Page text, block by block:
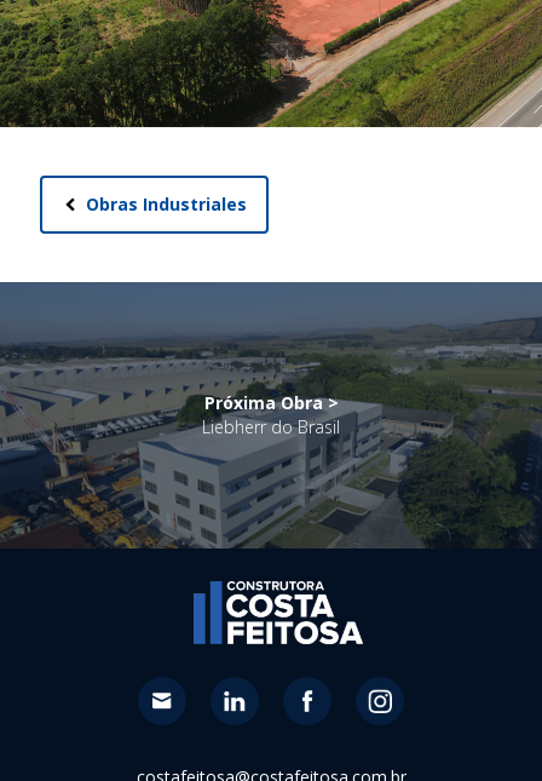
Obras Industriales
Próxima Obra >
Liebherr do Brasil